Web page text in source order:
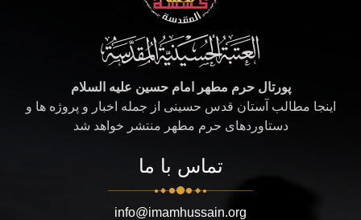
پورتال حرم مطهر امام حسین علیه السلام
اینجا مطالب آستان قدس حسینی از جمله اخبار و پروژه ها و
دستاوردهای حرم مطهر منتشر خواهد شد
تماس با ما
info@imamhussain.org